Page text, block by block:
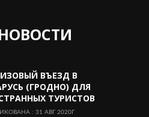
ВЪЕЗД В
(ГРОДНО) ДЛЯ
ТУРИСТОВ
: 31 АВГ 2020Г